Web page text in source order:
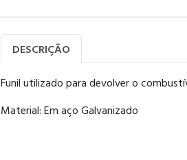
DESCRIÇÃO
Funil utilizado para devolver o
Material: Em aço Galvanizado